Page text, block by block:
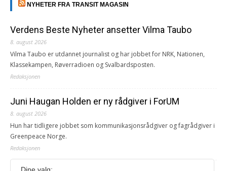
NYHETER FRA TRANSIT MAGASIN
Verdens Beste Nyheter ansetter Vilma Taubo
8. august 2026
Vilma Taubo er utdannet journalist og har jobbet for NRK, Nationen,
Klassekampen, Røverradioen og Svalbardsposten.
Redaksjonen
Juni Haugan Holden er ny rådgiver i ForUM
8. august 2026
Hun har tidligere jobbet som kommunikasjonsrådgiver og fagrådgiver i
Greenpeace Norge.
Redaksjonen